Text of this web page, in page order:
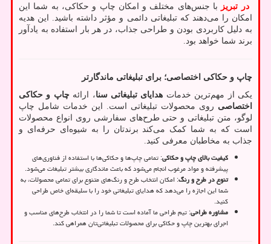
در تبریز
با جنس‌های مختلف و امکان چاپ و حکاکی، به شما این
امکان را می‌دهند که تبلیغاتی دائمی و مؤثر داشته باشید. این هدیه
به دلیل کاربردی بودن و طراحی جذاب، در هر بار استفاده به یادآور
برند شما خواهد بود.
چاپ و حکاکی اختصاصی؛ برای تبلیغاتی ماندگارتر
یکی از مهم‌ترین خدمات هدایای تبلیغاتی سنا، ارائهچاپ و حکاکی
اختصاصی روی محصولات تبلیغاتی است. این خدمات شامل چاپ
لوگو، متن تبلیغاتی و حتی طرح‌های سفارشی روی انواع محصولات
است که به شما کمک می‌کند برندتان را به شیوه‌ای حرفه‌ای و
جذاب به مخاطبان معرفی کنید.
کیفیت بالای چاپ و حکاکی: تمامی چاپ‌ها و حکاکی‌ها با استفاده از فناوری‌های
پیشرفته و مواد مرغوب انجام می‌شود که باعث ماندگاری بیشتر تبلیغات می‌شود.
تنوع در طرح و رنگ: امکان انتخاب طرح و رنگ‌های متنوع برای تمامی محصولات، به
شما این اجازه را می‌دهد که هدایای تبلیغاتی خود را با سلیقه‌ای خاص طراحی
کنید.
مشاوره طراحی: تیم طراحی ما آماده است تا شما را در انتخاب طرح‌های مناسب و
اجرای بهترین چاپ و حکاکی برای محصولات تبلیغاتی‌تان همراهی کند.